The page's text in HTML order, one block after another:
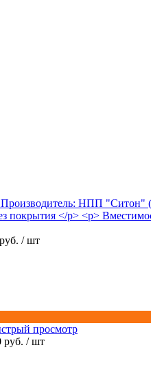
/ шт
просмотр
руб. / шт